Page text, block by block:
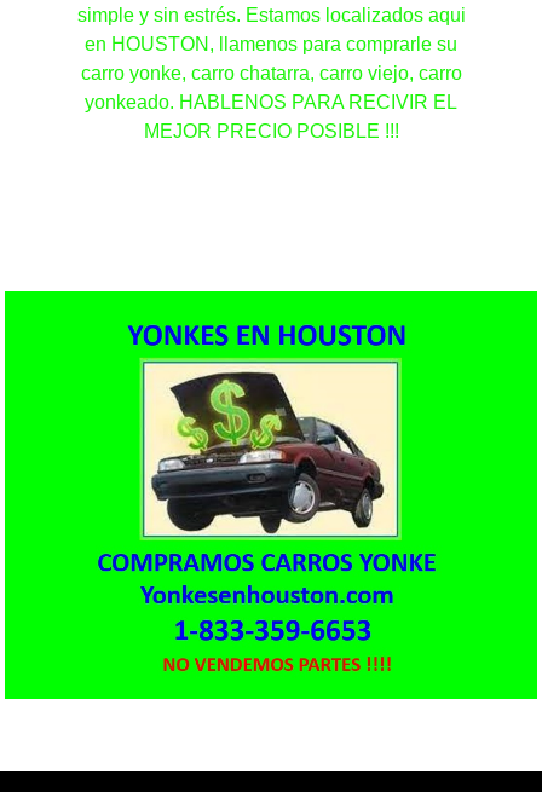
simple y sin estrés. Estamos localizados aqui
en HOUSTON, llamenos para comprarle su
carro yonke, carro chatarra, carro viejo, carro
yonkeado. HABLENOS PARA RECIVIR EL
MEJOR PRECIO POSIBLE !!!